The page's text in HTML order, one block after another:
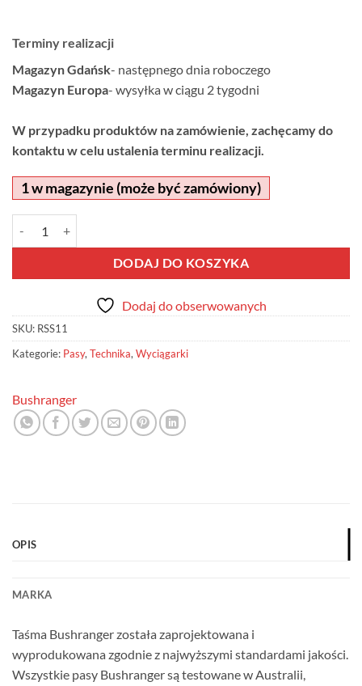
Terminy realizacji
Magazyn Gdańsk- następnego dnia roboczego
Magazyn Europa- wysyłka w ciągu 2 tygodni
W przypadku produktów na zamówienie, zachęcamy do
kontaktu w celu ustalenia terminu realizacji.
1 w magazynie (może być zamówiony)
DODAJ DO KOSZYKA
Alternative:
Dodaj do obserwowanych
SKU: RSS11
Kategorie: Pasy,Technika,Wyciągarki
Bushranger
OPIS
MARKA
Taśma Bushranger została zaprojektowana i
wyprodukowana zgodnie z najwyższymi standardami jakości.
Wszystkie pasy Bushranger są testowane w Australii,